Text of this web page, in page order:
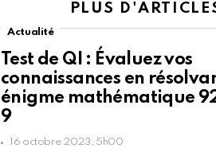
PLUS
Actualité
Test de QI : Évaluez vos
connaissances en
énigme mathématique
9
16 octobre 2023, 5h00